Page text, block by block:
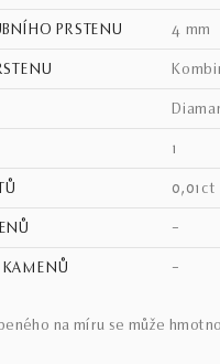
PRSTENU 4 mm
1
0,01ct
–
KAMENŮ –
na míru se může